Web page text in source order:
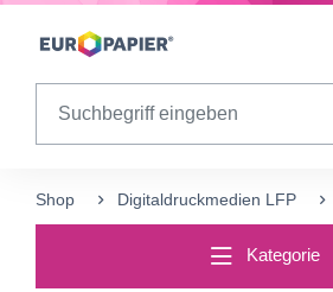
Table Of Content
Shop Digitaldruckmedien LFP
Kategorie